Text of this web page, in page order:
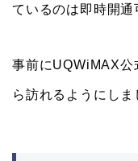
ているのは即時開通
事前にUQWiMAX公
ら訪れるようにしま